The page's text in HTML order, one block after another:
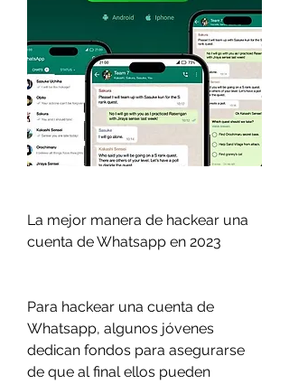
La mejor manera de hackear una
cuenta de Whatsapp en 2023
Para hackear una cuenta de
Whatsapp, algunos jóvenes
dedican fondos para asegurarse
de que al final ellos pueden